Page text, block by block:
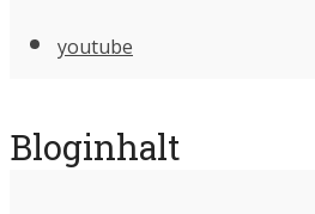
youtube
Bloginhalt